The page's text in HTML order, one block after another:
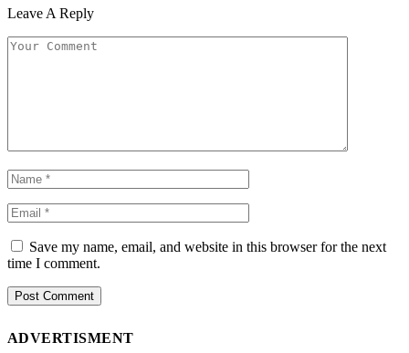
Leave A Reply
Save my name, email, and website in this browser for the next
time I comment.
ADVERTISMENT